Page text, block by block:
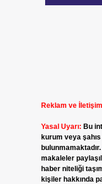
Reklam ve
Yasal Uyarı: Bu
kurum veya
bulunmamaktadır.
makaleler
haber niteliği
kişiler hakkında